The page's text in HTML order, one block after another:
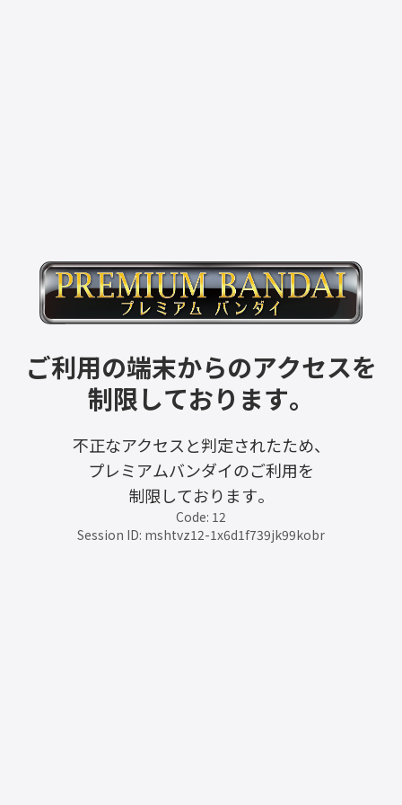
ご利用の端末からのアクセスを
制限しております。
不正なアクセスと判定されたため、
プレミアムバンダイのご利用を
制限しております。
Code: 12
Session ID: mshtvz12-1x6d1f739jk99kobr